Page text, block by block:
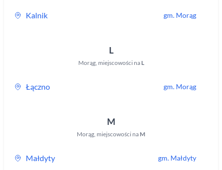
Kalnik gm. Morąg
L
Morąg, miejscowości na L
Łączno gm. Morąg
M
Morąg, miejscowości na M
Małdyty gm. Małdyty